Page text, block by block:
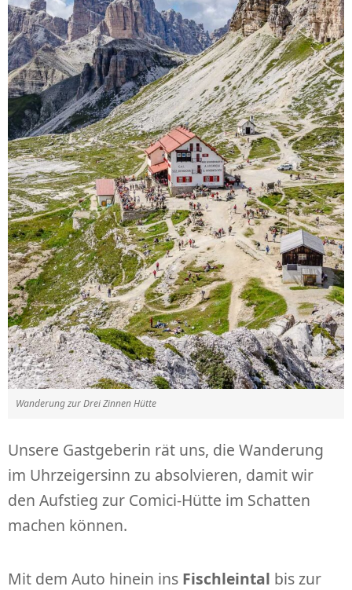
Wanderung zur Drei Zinnen Hütte
Unsere Gastgeberin rät uns, die Wanderung
im Uhrzeigersinn zu absolvieren, damit wir
den Aufstieg zur Comici-Hütte im Schatten
machen können.
Mit dem Auto hinein ins Fischleintal bis zur